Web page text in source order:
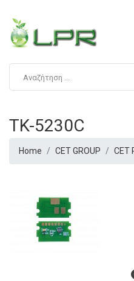
TK-5230C
Home CET GROUP CET